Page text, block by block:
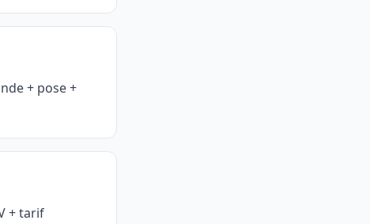
+ pose +
+ tarif